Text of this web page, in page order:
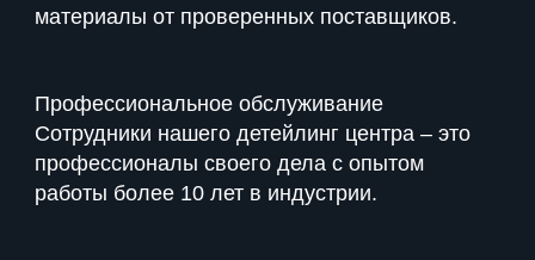
материалы от проверенных поставщиков.
Профессиональное обслуживание
Сотрудники нашего детейлинг центра – это
профессионалы своего дела с опытом
работы более 10 лет в индустрии.